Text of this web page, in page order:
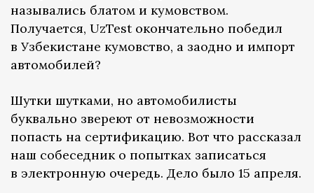
назывались блатом и кумовством.
Получается, UzTest окончательно победил
в Узбекистане кумовство, а заодно и импорт
автомобилей?
Шутки шутками, но автомобилисты
буквально звереют от невозможности
попасть на сертификацию. Вот что рассказал
наш собеседник о попытках записаться
в электронную очередь. Дело было 15 апреля.